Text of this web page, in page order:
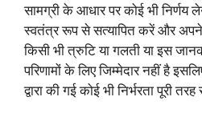
सामग्री के आधार पर कोई भी निर्णय
स्वतंत्र रूप से सत्यापित करें और
किसी भी त्रुटि या गलती या इस
परिणामों के लिए जिम्मेदार नहीं है
द्वारा की गई कोई भी निर्भरता पूरी